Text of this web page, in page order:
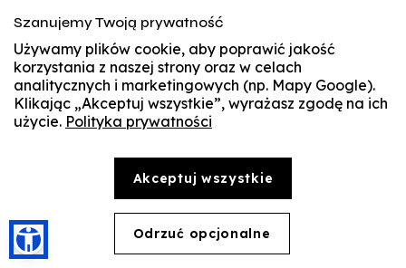
wyświetlania, utrwalania oraz wykorzystywania w jakiejkolwiek innej formie. Ograniczenia
powyższe nie dotyczą dozwolonego użytku osobistego.
Szanujemy Twoją prywatność
Używamy plików cookie, aby poprawić jakość
korzystania z naszej strony oraz w celach
analitycznych i marketingowych (np. Mapy Google).
Klikając „Akceptuj wszystkie”, wyrażasz zgodę na ich
użycie. Polityka prywatności
Akceptuj wszystkie
Odrzuć opcjonalne